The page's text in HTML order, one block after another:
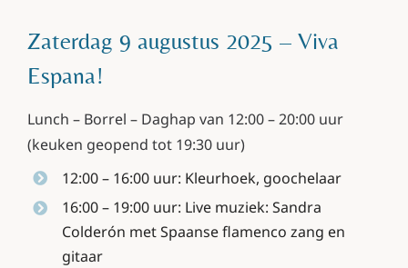
Zaterdag 9 augustus 2025 – Viva
Espana!
Lunch – Borrel – Daghap van 12:00 – 20:00 uur
(keuken geopend tot 19:30 uur)
12:00 – 16:00 uur: Kleurhoek, goochelaar
16:00 – 19:00 uur: Live muziek: Sandra
Colderón met Spaanse flamenco zang en
gitaar